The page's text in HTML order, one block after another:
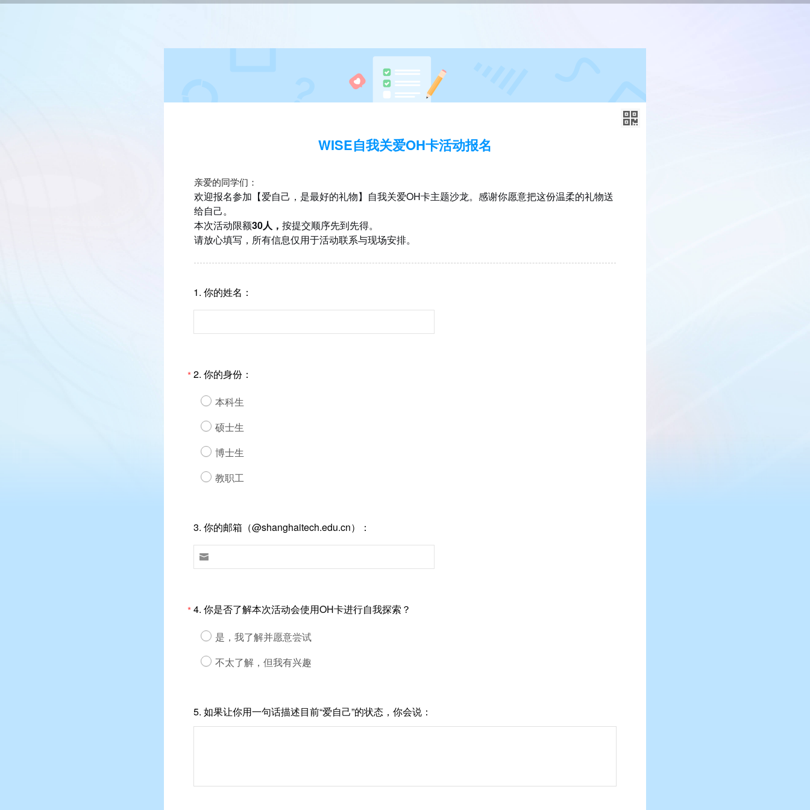
WISE自我关爱OH卡活动报名
亲爱的同学们：
欢迎报名参加【爱自己，是最好的礼物】自我关爱OH卡主题沙龙。感谢你愿意把这份温柔的礼物送
给自己。
本次活动限额30人， 按提交顺序先到先得。
请放心填写，所有信息仅用于活动联系与现场安排。
1. 你的姓名：
*2. 你的身份：
本科生
硕士生
博士生
教职工
3. 你的邮箱（@shanghaitech.edu.cn）：

*4. 你是否了解本次活动会使用OH卡进行自我探索？
是，我了解并愿意尝试
不太了解，但我有兴趣
5. 如果让你用一句话描述目前“爱自己”的状态，你会说：